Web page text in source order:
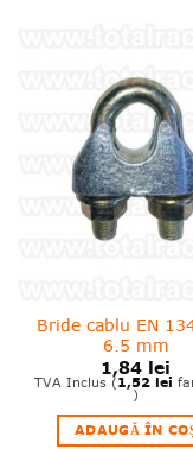
Bride cablu EN
6.5 mm
1,84 lei
TVA Inclus (1,52 lei
)
ADAUGĂ ÎN